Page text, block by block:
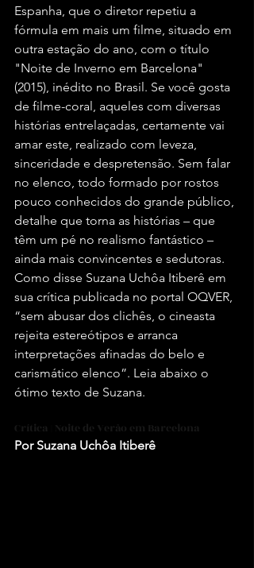
Espanha, que o diretor repetiu a
fórmula em mais um filme, situado em
outra estação do ano, com o título
"Noite de Inverno em Barcelona"
(2015), inédito no Brasil. Se você gosta
de filme-coral, aqueles com diversas
histórias entrelaçadas, certamente vai
amar este, realizado com leveza,
sinceridade e despretensão. Sem falar
no elenco, todo formado por rostos
pouco conhecidos do grande público,
detalhe que torna as histórias – que
têm um pé no realismo fantástico –
ainda mais convincentes e sedutoras.
Como disse Suzana Uchôa Itiberê em
sua crítica publicada no portal OQVER,
“sem abusar dos clichês, o cineasta
rejeita estereótipos e arranca
interpretações afinadas do belo e
carismático elenco”. Leia abaixo o
ótimo texto de Suzana.
Crítica | Noite de Verão em Barcelona
Por Suzana Uchôa Itiberê